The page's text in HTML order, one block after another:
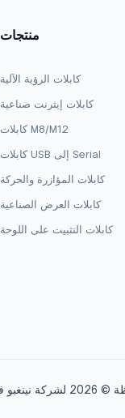
منتجات
كابلات الرؤية الآلية
كابلات إيثرنت صناعية
كابلات M8/M12
كابلات USB إلى Serial
كابلات المؤازرة والحركة
كابلات العرض الصناعية
كابلات التثبيت على اللوحة
المحدودة.